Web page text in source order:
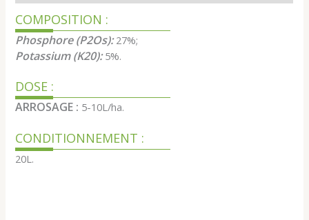
COMPOSITION :
Phosphore (P2Os):27%;
Potassium (K20):5%.
DOSE :
ARROSAGE : 5-10L/ha.
CONDITIONNEMENT :
20L.